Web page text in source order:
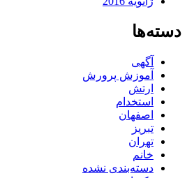
دسته‌ها
آگهی
آموزش پرورش
ارتش
استخدام
اصفهان
تبریز
تهران
خانم
دسته‌بندی نشده